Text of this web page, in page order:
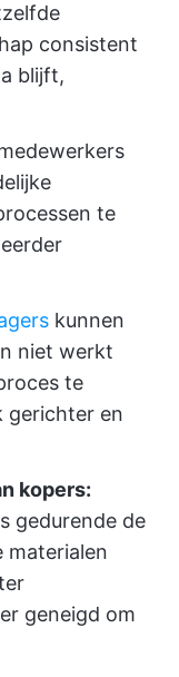
consistent
blijft,
te
kunnen
niet werkt
te
gerichter en
kopers:
gedurende de
materialen
geneigd om